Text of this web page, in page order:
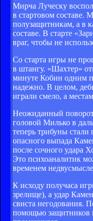
Мирча Луческу
в стартовом составе.
полузащитникам, а в
составе. В старте
враг, чтобы не
Со старта игры не
в штангу. «Шахтер»
минуте Кобин одним
надежно. В целом,
играли смело, а
Неожиданный поворот
головой Милько в
теперь трибуны
опасного выпада
после сочного удара
Это психоаналитик
временем
К исходу получаса
зрелище), а удар
свиста негодования.
помощью защитников